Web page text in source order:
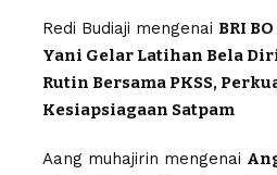
Redi Budiaji mengenai BRI
Yani Gelar Latihan Bela
Rutin Bersama PKSS,
Kesiapsiagaan Satpam
Aang muhajirin mengenai